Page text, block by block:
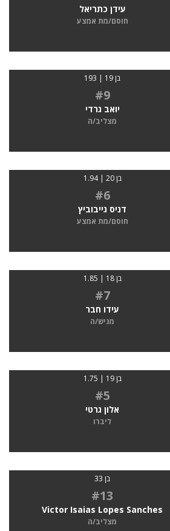
עידן כתריאל
חוסם/מת אמצע
בן 19 | 193
#9
יואב גרדי
מצליב/ה
בן 20 | 1.94
#6
דניס גייבוביץ
חוסם/מת אמצע
בן 18 | 1.85
#7
עידו חבר
מגיש/ה
בן 19 | 1.75
#5
אלון גרטי
ליברו
בן 33
#13
Victor Isaias Lopes Sanches
מצליב/ה